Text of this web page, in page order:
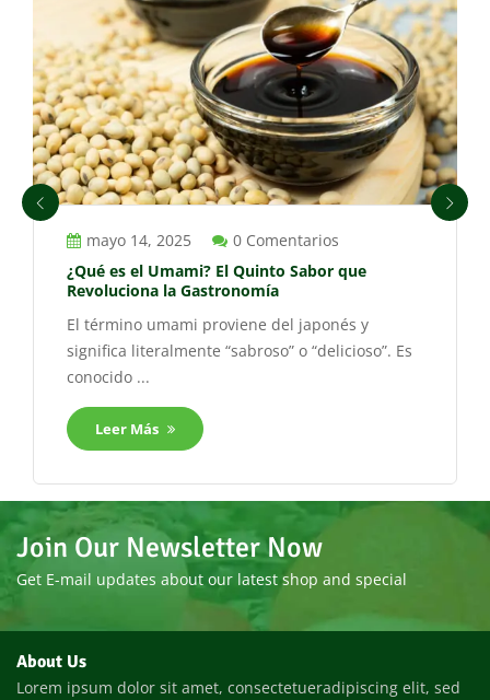
mayo 14, 2025
0 Comentarios
¿Qué es el Umami? El Quinto Sabor que
Revoluciona la Gastronomía
El término umami proviene del japonés y
significa literalmente “sabroso” o “delicioso”. Es
conocido ...
Leer Más
Join Our Newsletter Now
Get E-mail updates about our latest shop and special
About Us
Lorem ipsum dolor sit amet, consectetueradipiscing elit, sed